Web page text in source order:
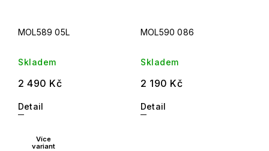
MOL589 05L
Skladem
2 490 Kč
Detail
MOL590 086
Skladem
2 190 Kč
Detail
Více
variant